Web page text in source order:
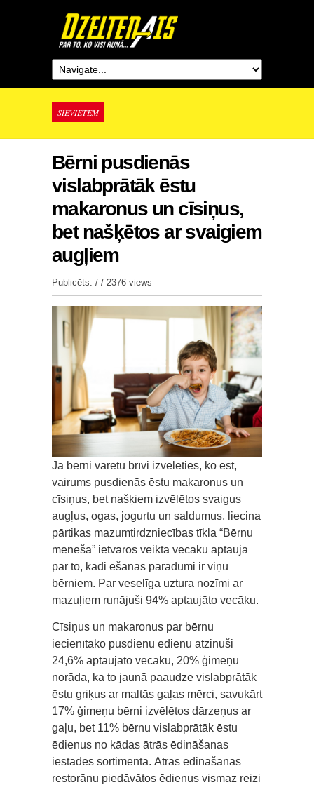
SIEVIETĒM
Bērni pusdienās
vislabprātāk ēstu
makaronus un cīsiņus,
bet našķētos ar svaigiem
augļiem
Publicēts: / / 2376 views
Ja bērni varētu brīvi izvēlēties, ko ēst,
vairums pusdienās ēstu makaronus un
cīsiņus, bet našķiem izvēlētos svaigus
augļus, ogas, jogurtu un saldumus, liecina
pārtikas mazumtirdzniecības tīkla “Bērnu
mēneša” ietvaros veiktā vecāku aptauja
par to, kādi ēšanas paradumi ir viņu
bērniem. Par veselīga uztura nozīmi ar
mazuļiem runājuši 94% aptaujāto vecāku.
Cīsiņus un makaronus par bērnu
iecienītāko pusdienu ēdienu atzinuši
24,6% aptaujāto vecāku, 20% ģimeņu
norāda, ka to jaunā paaudze vislabprātāk
ēstu griķus ar maltās gaļas mērci, savukārt
17% ģimeņu bērni izvēlētos dārzeņus ar
gaļu, bet 11% bērnu vislabprātāk ēstu
ēdienus no kādas ātrās ēdināšanas
iestādes sortimenta. Ātrās ēdināšanas
restorānu piedāvātos ēdienus vismaz reizi